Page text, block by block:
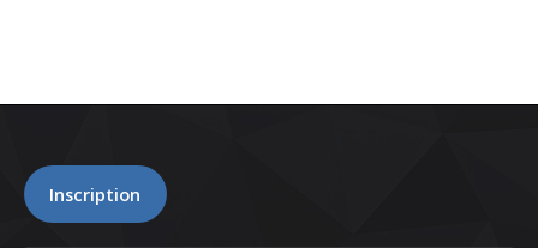
Inscription